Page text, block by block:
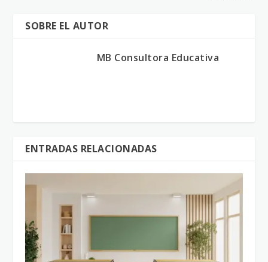
SOBRE EL AUTOR
MB Consultora Educativa
ENTRADAS RELACIONADAS